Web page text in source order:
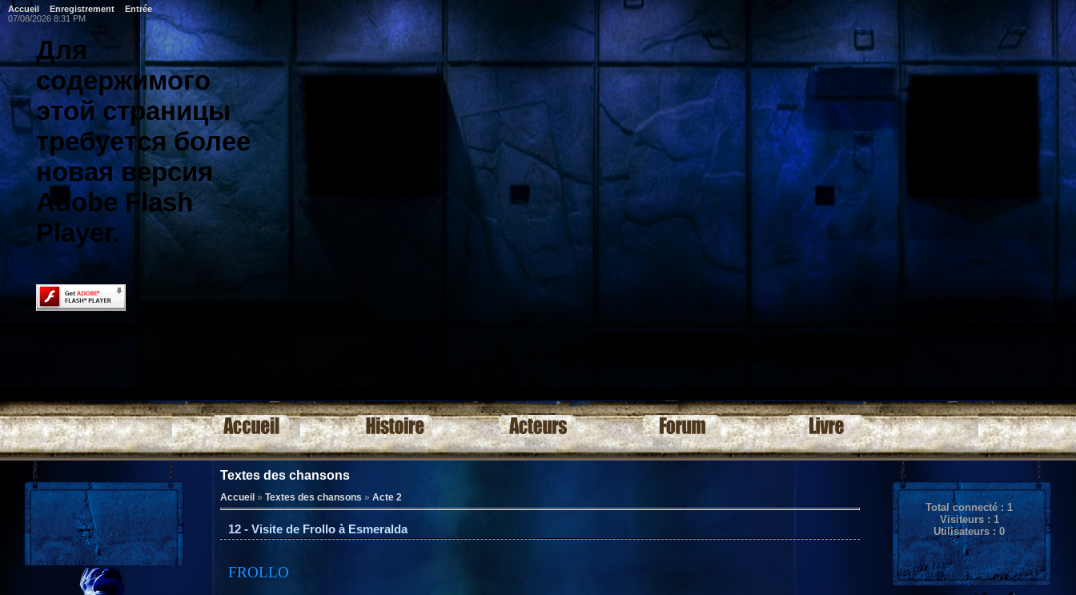
Для
содержимого
этой страницы
требуется более
новая версия
Adobe Flash
Player.
Accueil Enregistrement
Entrée
07/08/2026 8:31 PM
Textes des chansons
Accueil » Textes des chansons » Acte 2
12 - Visite de Frollo à Esmeralda
FROLLO
Total connecté :1
Visiteurs :1
Utilisateurs :0